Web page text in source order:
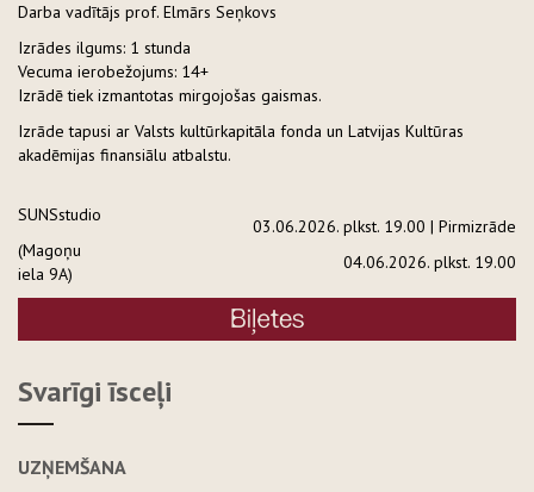
Darba vadītājs prof. Elmārs Seņkovs
Izrādes ilgums: 1 stunda
Vecuma ierobežojums: 14+
Izrādē tiek izmantotas mirgojošas gaismas.
Izrāde tapusi ar Valsts kultūrkapitāla fonda un Latvijas Kultūras
akadēmijas finansiālu atbalstu.
SUNSstudio
(Magoņu
iela 9A)
03.06.2026. plkst. 19.00 | Pirmizrāde
04.06.2026. plkst. 19.00
Svarīgi īsceļi
UZŅEMŠANA